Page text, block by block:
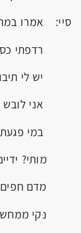
סיי: אמרו
רדפתי כסף
יש לי
אני לובש
במי פגעתי
מותי?
מדם חפים
נקי